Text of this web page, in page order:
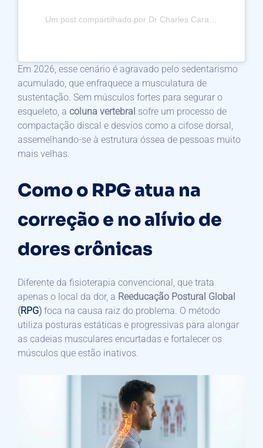
Em 2026, esse cenário é agravado pelo sedentarismo
acumulado, que enfraquece a musculatura de
sustentação. Sem músculos fortes para segurar o
esqueleto, a coluna vertebral sofre um processo de
compactação discal e desvios como a cifose dorsal,
assemelhando-se à estrutura óssea de pessoas muito
mais velhas.
Como o RPG atua na
correção e no alívio de
dores crônicas
Diferente da fisioterapia convencional, que trata
apenas o local da dor, a Reeducação Postural Global
(RPG) foca na causa raiz do problema. O método
utiliza posturas estáticas e progressivas para alongar
as cadeias musculares encurtadas e fortalecer os
músculos que estão inativos.